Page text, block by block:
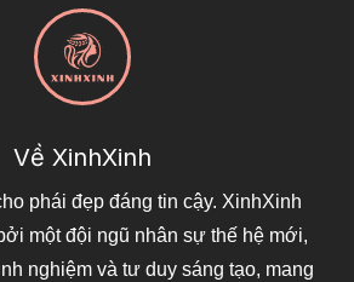
Về XinhXinh
phái đẹp đáng tin cậy. XinhXinh
một đội ngũ nhân sự thế hệ mới,
nghiệm và tư duy sáng tạo, mang